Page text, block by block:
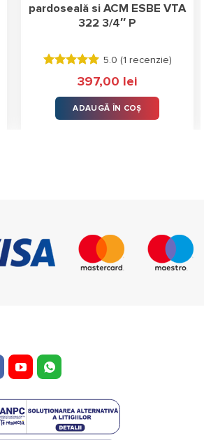
pardoseală si ACM ESBE VTA
322 3/4″ P
Evaluat la
stele
din 5
5.0 (1 recenzie)
397,00 lei
ADAUGĂ ÎN COȘ